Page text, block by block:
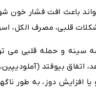
باعث افت فشار خون
قلبی، مصرف الکل،
سینه و حمله قلبی می
اتفاق بیوفتد
افزایش دوز، به طور